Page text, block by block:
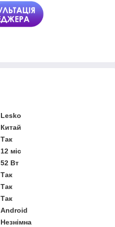
Lesko
Китай
Так
12 міс
52 Вт
Так
Так
Так
Android
Незнімна